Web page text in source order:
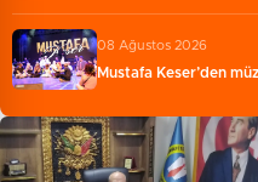
08 Ağustos 2026
Mustafa Keser’den